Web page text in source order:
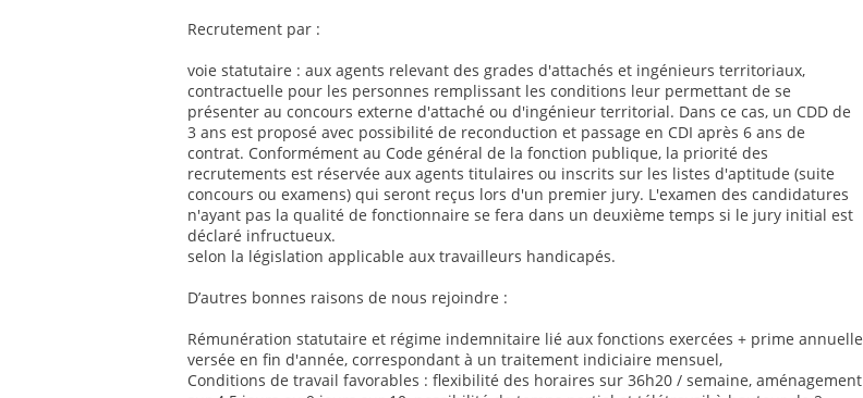
Recrutement par :
voie statutaire : aux agents relevant des grades d'attachés et ingénieurs territoriaux,
contractuelle pour les personnes remplissant les conditions leur permettant de se
présenter au concours externe d'attaché ou d'ingénieur territorial. Dans ce cas, un CDD de
3 ans est proposé avec possibilité de reconduction et passage en CDI après 6 ans de
contrat. Conformément au Code général de la fonction publique, la priorité des
recrutements est réservée aux agents titulaires ou inscrits sur les listes d'aptitude (suite
concours ou examens) qui seront reçus lors d'un premier jury. L'examen des candidatures
n'ayant pas la qualité de fonctionnaire se fera dans un deuxième temps si le jury initial est
déclaré infructueux.
selon la législation applicable aux travailleurs handicapés.
D’autres bonnes raisons de nous rejoindre :
Rémunération statutaire et régime indemnitaire lié aux fonctions exercées + prime annuelle
versée en fin d'année, correspondant à un traitement indiciaire mensuel,
Conditions de travail favorables : flexibilité des horaires sur 36h20 / semaine, aménagement